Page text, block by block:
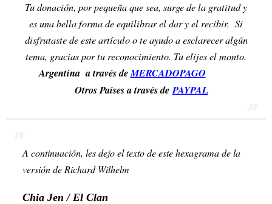
Tu donación, por pequeña que sea, surge de la gratitud y
es una bella forma de equilibrar el dar y el recibir. Si
disfrutaste de este artículo o te ayudo a esclarecer algún
tema, gracias por tu reconocimiento. Tu elijes el monto.
Argentina a través deMERCADOPAGO
Otros Países a través de PAYPAL
A continuación, les dejo el texto de este hexagrama de la
versión de Richard Wilhelm
Chia Jen / El Clan